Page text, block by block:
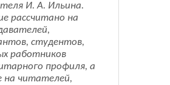
И. А. Ильина.
рассчитано на
студентов,
работников
профиля, а
на читателей,